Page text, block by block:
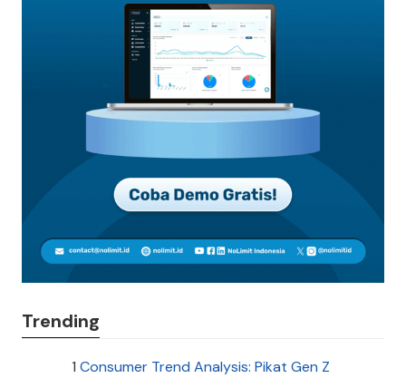
Trending
1 Consumer Trend Analysis: Pikat Gen Z